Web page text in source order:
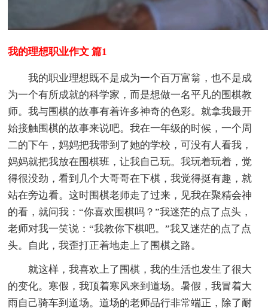
我的理想职业作文 篇1
我的职业理想既不是成为一个百万富翁，也不是成
为一个有所成就的科学家，而是想做一名平凡的围棋教
师。我与围棋的故事有着许多神奇的色彩。就拿我最开
始接触围棋的故事来说吧。我在一年级的时候，一个周
二的下午，妈妈把我带到了她的学校，可没有人看我，
妈妈就把我放在围棋班，让我自己玩。我玩着玩着，觉
得很没劲，看到几个大哥哥在下棋，我觉得挺有趣，就
站在旁边看。这时围棋老师走了过来，见我在聚精会神
的看，就问我：“你喜欢围棋吗？”我迷茫的点了点头，
老师对我一笑说：“我教你下棋吧。”我又迷茫的点了点
头。自此，我歪打正着地走上了围棋之路。
就这样，我喜欢上了围棋，我的生活也发生了很大
的变化。寒假，我顶着寒风来到道场。暑假，我冒着大
雨自己骑车到道场。道场的老师品行非常端正，除了耐